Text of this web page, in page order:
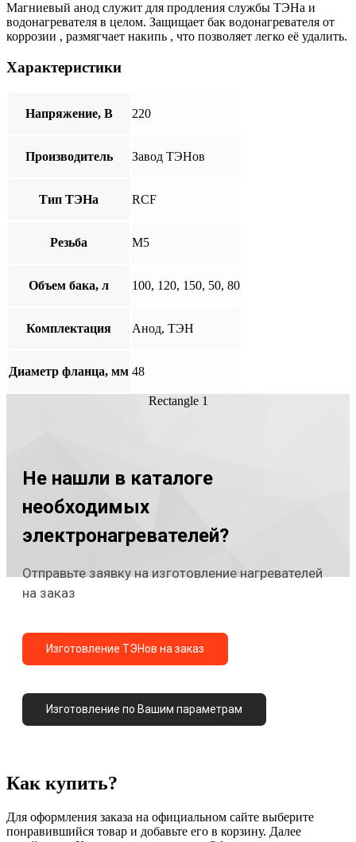
Магниевый анод служит для продления службы ТЭНа и
водонагревателя в целом. Защищает бак водонагревателя от
коррозии , размягчает накипь , что позволяет легко её удалить.
Характеристики
Напряжение, В 220
Производитель Завод ТЭНов
Тип ТЭНа RCF
Резьба М5
Объем бака, л 100, 120, 150, 50, 80
Комплектация Анод, ТЭН
Диаметр фланца, мм 48
Rectangle 1
Не нашли в каталоге
необходимых
электронагревателей?
Отправьте заявку на изготовление нагревателей
на заказ
Изготовление ТЭНов на заказ
Изготовление по Вашим параметрам
Как купить?
Для оформления заказа на официальном сайте выберите
понравившийся товар и добавьте его в корзину. Далее